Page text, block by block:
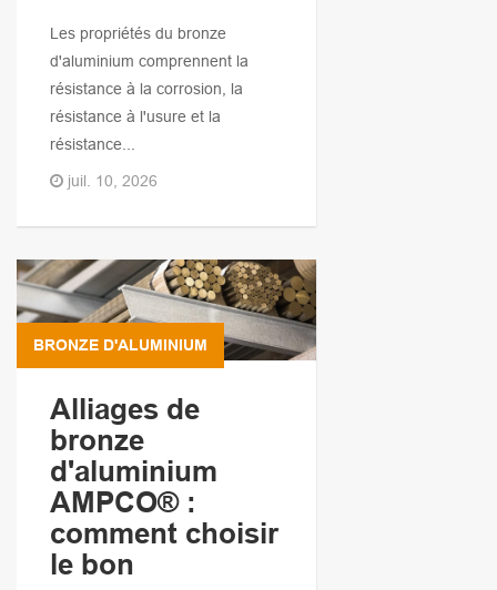
Les propriétés du bronze
d'aluminium comprennent la
résistance à la corrosion, la
résistance à l'usure et la
résistance...
juil. 10, 2026
BRONZE D'ALUMINIUM
Alliages de
bronze
d'aluminium
AMPCO® :
comment choisir
le bon